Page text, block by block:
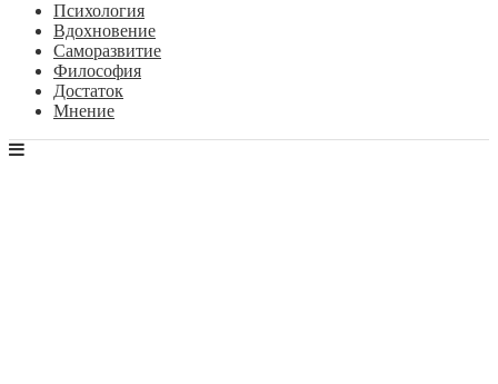
Психология
Вдохновение
Саморазвитие
Философия
Достаток
Мнение